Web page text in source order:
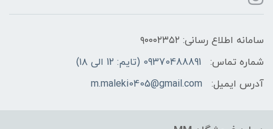
سامانه اطلاع رسانی: ۹۰۰۰۲۳۵۲
شماره تماس:
09370488891 (تایم: 12 الی ۱۸)
آدرس ایمیل:
m.maleki0405@gmail.com